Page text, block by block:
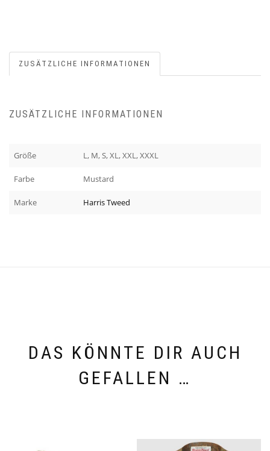
ZUSÄTZLICHE INFORMATIONEN
ZUSÄTZLICHE INFORMATIONEN
Größe L, M, S, XL, XXL, XXXL
Farbe Mustard
Marke Harris Tweed
DAS KÖNNTE DIR AUCH
GEFALLEN …